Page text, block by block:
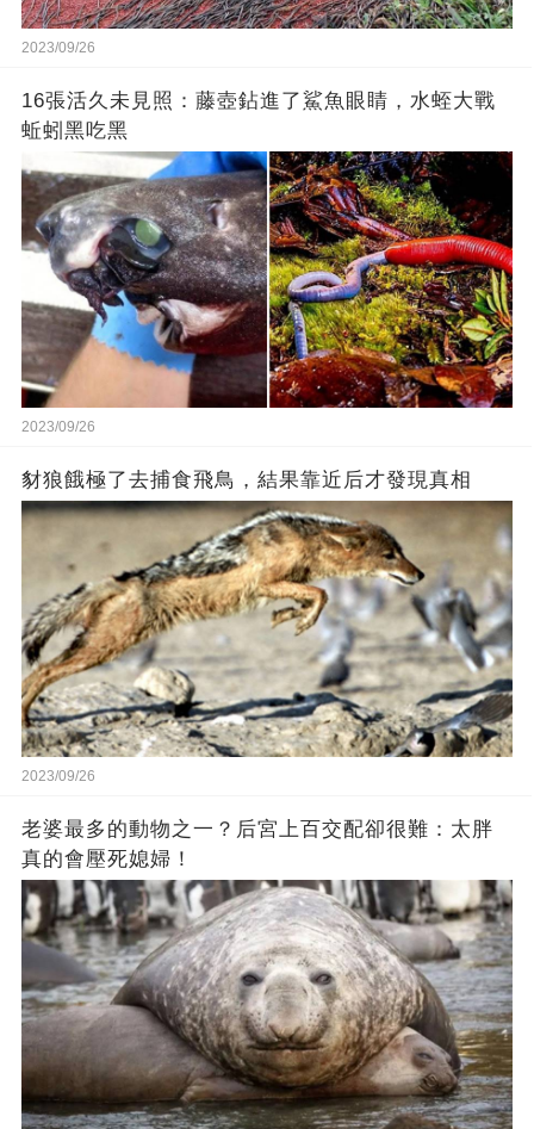
2023/09/26
16張活久未見照：藤壺鉆進了鯊魚眼睛，水蛭大戰
蚯蚓黑吃黑
2023/09/26
豺狼餓極了去捕食飛鳥，結果靠近后才發現真相
2023/09/26
老婆最多的動物之一？后宮上百交配卻很難：太胖
真的會壓死媳婦！